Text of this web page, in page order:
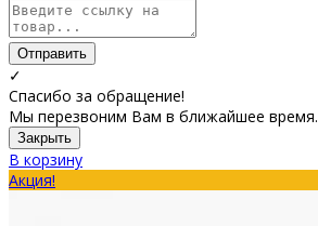
Отправить
✓
Спасибо за обращение!
Мы перезвоним Вам в ближайшее время.
Закрыть
В корзину
Акция!